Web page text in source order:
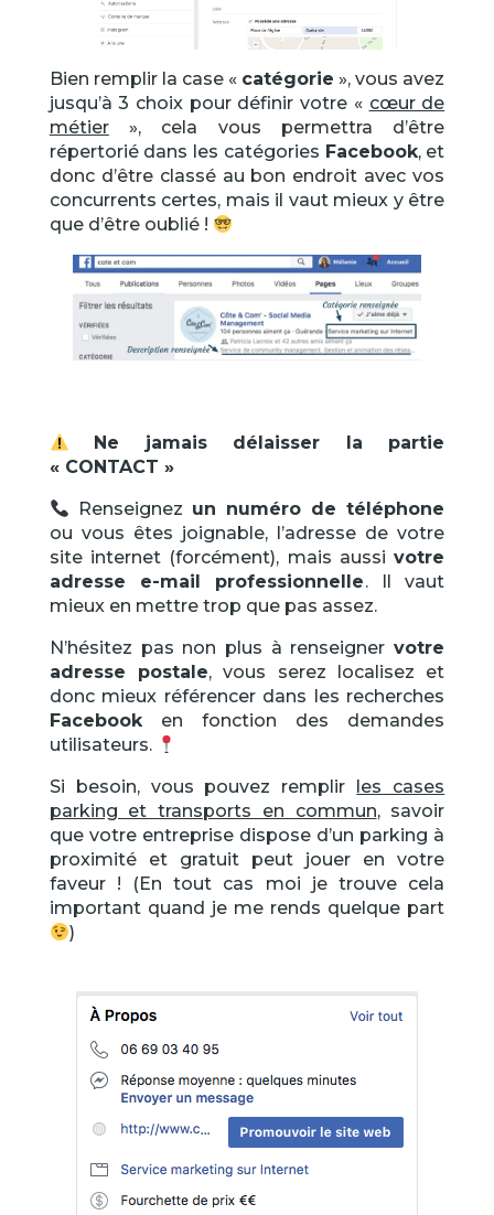
Bien remplir la case « catégorie », vous avez
jusqu’à 3 choix pour définir votre « cœur de
métier», cela vous permettra d’être
répertorié dans les catégories Facebook, et
donc d’être classé au bon endroit avec vos
concurrents certes, mais il vaut mieux y être
que d’être oublié !
Ne jamais délaisser la partie
« CONTACT »
Renseignez un numéro de téléphone
ou vous êtes joignable, l’adresse de votre
site internet (forcément), mais aussivotre
adresse e-mail professionnelle. Il vaut
mieux en mettre trop que pas assez.
N’hésitez pas non plus à renseignervotre
adresse postale, vous serez localisez et
donc mieux référencer dans les recherches
Facebooken fonction des demandes
utilisateurs.
Si besoin, vous pouvez remplir les cases
parking et transports en commun, savoir
que votre entreprise dispose d’un parking à
proximité et gratuit peut jouer en votre
faveur ! (En tout cas moi je trouve cela
important quand je me rends quelque part
)